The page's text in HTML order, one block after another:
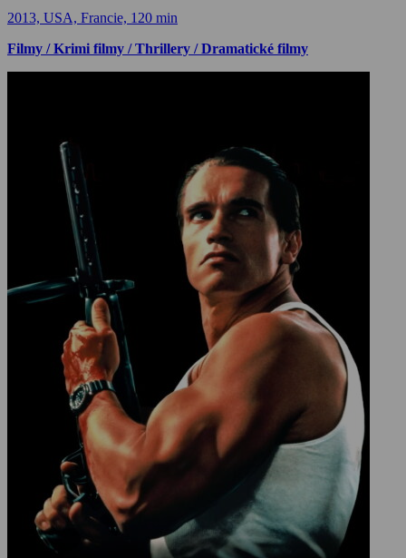
2013, USA, Francie, 120 min
Filmy / Krimi filmy / Thrillery / Dramatické filmy